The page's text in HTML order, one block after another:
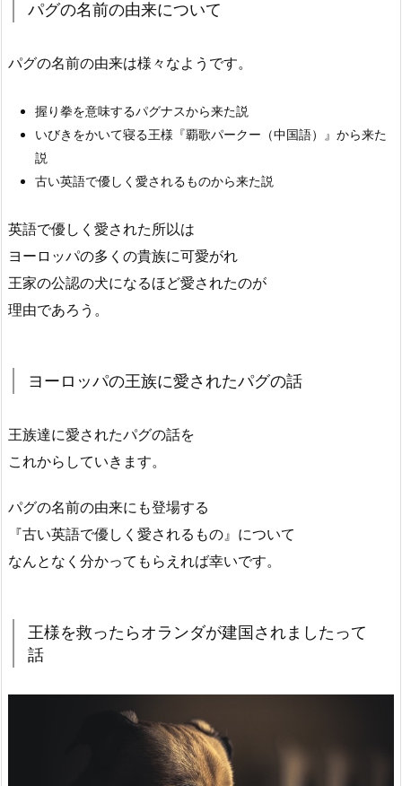
パグの名前の由来について
パグの名前の由来は様々なようです。
握り拳を意味するパグナスから来た説
いびきをかいて寝る王様『覇歌パークー（中国語）』から来た
説
古い英語で優しく愛されるものから来た説
英語で優しく愛された所以は
ヨーロッパの多くの貴族に可愛がれ
王家の公認の犬になるほど愛されたのが
理由であろう。
ヨーロッパの王族に愛されたパグの話
王族達に愛されたパグの話を
これからしていきます。
パグの名前の由来にも登場する
『古い英語で優しく愛されるもの』について
なんとなく分かってもらえれば幸いです。
王様を救ったらオランダが建国されましたって
話